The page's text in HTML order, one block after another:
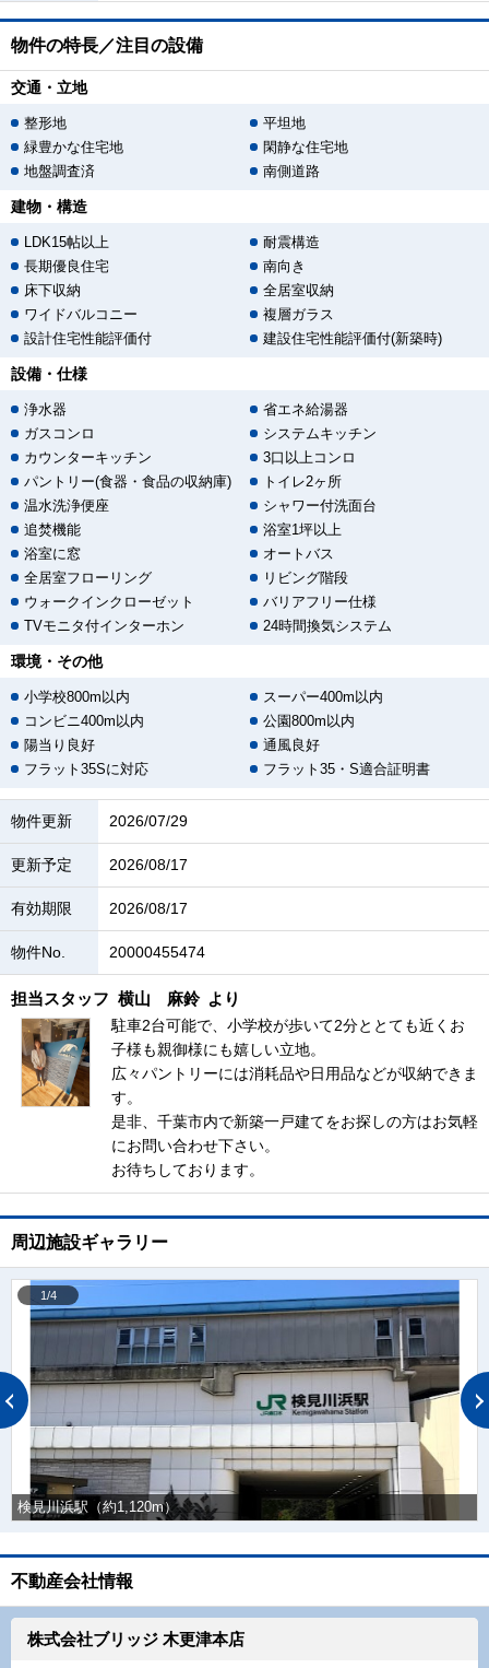
物件の特長／注目の設備
交通・立地
整形地
平坦地
緑豊かな住宅地
閑静な住宅地
地盤調査済
南側道路
建物・構造
LDK15帖以上
耐震構造
長期優良住宅
南向き
床下収納
全居室収納
ワイドバルコニー
複層ガラス
設計住宅性能評価付
建設住宅性能評価付(新築時)
設備・仕様
浄水器
省エネ給湯器
ガスコンロ
システムキッチン
カウンターキッチン
3口以上コンロ
パントリー(食器・食品の収納庫)
トイレ2ヶ所
温水洗浄便座
シャワー付洗面台
追焚機能
浴室1坪以上
浴室に窓
オートバス
全居室フローリング
リビング階段
ウォークインクローゼット
バリアフリー仕様
TVモニタ付インターホン
24時間換気システム
環境・その他
小学校800m以内
スーパー400m以内
コンビニ400m以内
公園800m以内
陽当り良好
通風良好
フラット35Sに対応
フラット35・S適合証明書
物件更新 2026/07/29
更新予定 2026/08/17
有効期限 2026/08/17
物件No. 20000455474
担当スタッフ 横山 麻鈴 より
駐車2台可能で、小学校が歩いて2分ととても近くお
子様も親御様にも嬉しい立地。
広々パントリーには消耗品や日用品などが収納できま
す。
是非、千葉市内で新築一戸建てをお探しの方はお気軽
にお問い合わせ下さい。
お待ちしております。
周辺施設ギャラリー
検見川浜駅（約1,120m）
1/4
不動産会社情報
株式会社ブリッジ 木更津本店